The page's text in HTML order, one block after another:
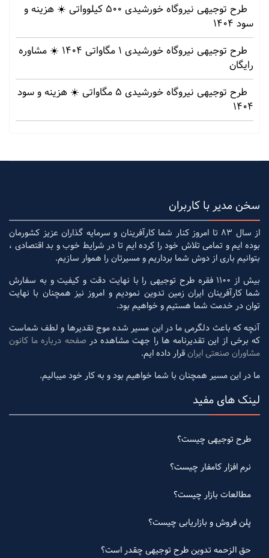
طرح توجیهی نیروگاه خورشیدی 500 کیلوواتی ☀️ هزینه‌ و
سود 1404
طرح توجیهی نیروگاه خورشیدی 1 مگاواتی 1404 ☀️ مشاوره
رایگان
طرح توجیهی نیروگاه خورشیدی 5 مگاواتی ☀️ هزینه‌ و سود
1404
سخن مدیر با کاربران
از سال 83 تا امروز کنار شما کارآفرینان و سرمایه گذاران عزیز کشورمان
بوده ایم و تمامی تلاش خود را کرده ایم تا در شرایط خوب و بد اقتصادی ،
بتوانیم باری از دوش شما برداریم و مسیرتان را هموار سازیم.
بیش از 1100 فقره طرح توجیهی را با نهایت دقت و کیفیت و به سفارش
شما کارآفرینان ایران زمین تدوین نمودیم و امروز نیز همچنان با نهایت
توان در خدمت شما هستیم و خواهیم بود.
آنچه که باعث دلگرمی ما در این مسیر شده موج تقدیرها و لطف شماست
که برخی از این تقدیرنامه ها را جهت مشاهده در صفحه درباره ما کانون
مشاوران صنعتی ایرانقرار داده ایم.
ما در این مسیر همچنان با شما خواهیم بود و به کار خود میبالیم.
لینک های مفید
طرح توجیهی چیست؟
نرم افزار کامفار چیست؟
مطالعات بازار چیست؟
پلن فروش و بازاریابی چیست؟
حق الزحمه تدوین طرح توجیهی چقدر است؟